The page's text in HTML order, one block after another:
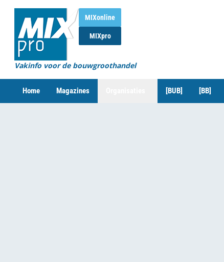
MIXonline
MIXpro
Vakinfo voor de bouwgroothandel
Home Magazines [BUB] [BB]